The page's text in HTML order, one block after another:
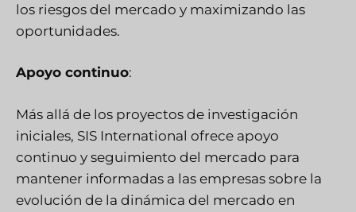
los riesgos del mercado y maximizando las
oportunidades.
Apoyo continuo:
Más allá de los proyectos de investigación
iniciales, SIS International ofrece apoyo
continuo y seguimiento del mercado para
mantener informadas a las empresas sobre la
evolución de la dinámica del mercado en